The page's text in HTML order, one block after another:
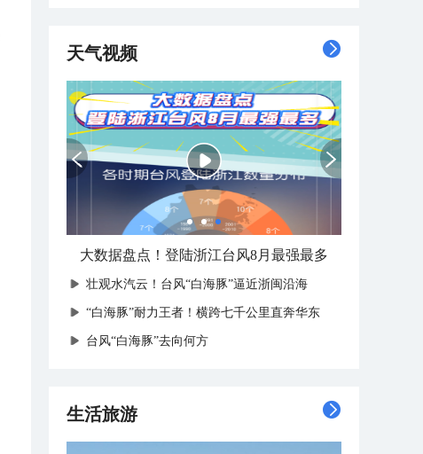
天气视频
大数据盘点！登陆浙江台风8月最强最多
壮观水汽云！台风“白海豚”逼近浙闽沿海
“白海豚”耐力王者！横跨七千公里直奔华东
台风“白海豚”去向何方
生活旅游